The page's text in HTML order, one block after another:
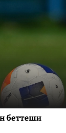
беттеши